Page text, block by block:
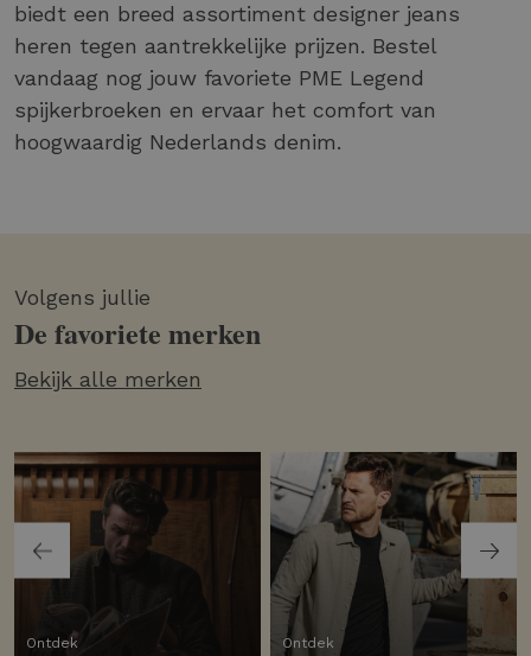
biedt een breed assortiment designer jeans
heren tegen aantrekkelijke prijzen. Bestel
vandaag nog jouw favoriete PME Legend
spijkerbroeken en ervaar het comfort van
hoogwaardig Nederlands denim.
Volgens jullie
De favoriete merken
Bekijk alle merken
Ontdek Ontdek